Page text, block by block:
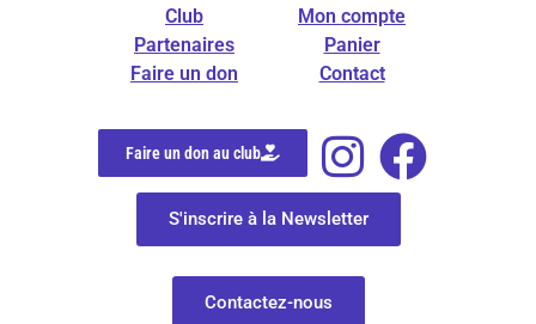
Club
Partenaires
Faire un don
Mon compte
Panier
Contact
Faire un don au club
S'inscrire à la Newsletter
Contactez-nous